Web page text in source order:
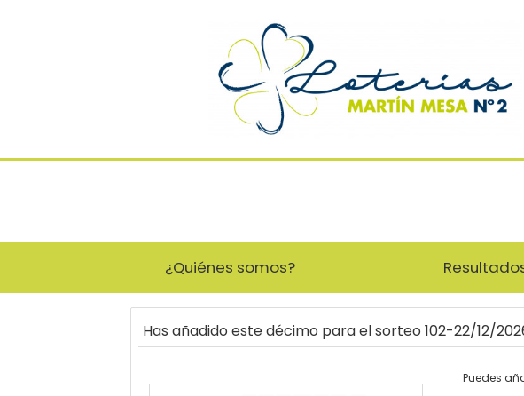
¿Quiénes somos?
Has añadido este décimo para el sorteo 102-22/12/
Puedes